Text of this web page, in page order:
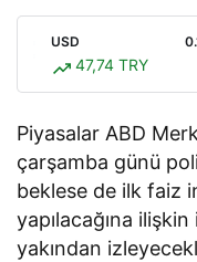
USD
47,74 TRY
Piyasalar ABD
çarşamba günü
beklese de ilk faiz
yapılacağına
yakından